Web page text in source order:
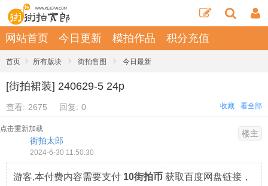
网站首页 今日更新 模拍作品 积分充值
首页 › 所有版块 › 街拍售图 › 今日最新
[街拍裙装] 240629-5 24p
查看: 2675 回复: 0 看全部
收藏
点击重新加载
街拍太郎
2024-6-30 11:50:30
楼主
游客,本付费内容需要支付 10街拍币 获取百度网盘链接，